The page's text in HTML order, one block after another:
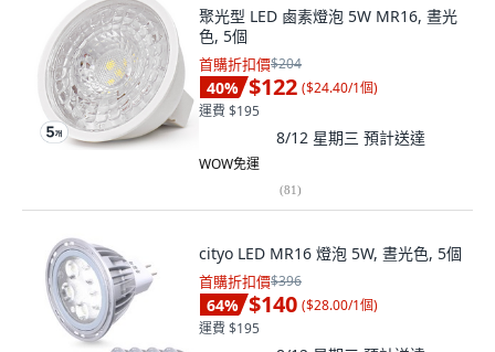
聚光型 LED 鹵素燈泡 5W MR16, 晝光
色, 5個
首購折扣價$204
40% $122 ($24.40/1個)
運費 $195
8/12 星期三 預計送達
WOW免運
(81)
cityo LED MR16 燈泡 5W, 晝光色, 5個
首購折扣價$396
64% $140 ($28.00/1個)
運費 $195